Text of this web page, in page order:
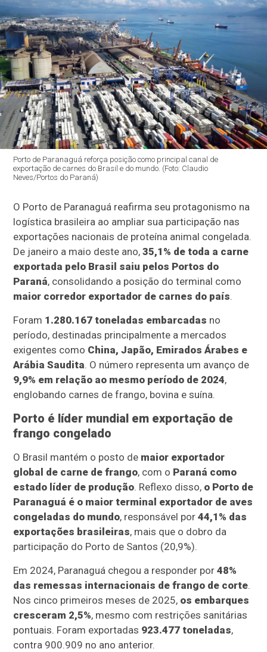
Porto de Paranaguá reforça posição como principal canal de
exportação de carnes do Brasil e do mundo. (Foto: Claudio
Neves/Portos do Paraná)
O Porto de Paranaguá reafirma seu protagonismo na
logística brasileira ao ampliar sua participação nas
exportações nacionais de proteína animal congelada.
De janeiro a maio deste ano,35,1% de toda a carne
exportada pelo Brasil saiu pelos Portos do
Paraná, consolidando a posição do terminal como
maior corredor exportador de carnes do país.
Foram 1.280.167 toneladas embarcadas no
período, destinadas principalmente a mercados
exigentes como China, Japão, Emirados Árabes e
Arábia Saudita. O número representa um avanço de
9,9% em relação ao mesmo período de 2024,
englobando carnes de frango, bovina e suína.
Porto é líder mundial em exportação de
frango congelado
O Brasil mantém o posto de maior exportador
global de carne de frango, com o Paraná como
estado líder de produção. Reflexo disso, o Porto de
Paranaguá é o maior terminal exportador de aves
congeladas do mundo, responsável por44,1% das
exportações brasileiras, mais que o dobro da
participação do Porto de Santos (20,9%).
Em 2024, Paranaguá chegou a responder por48%
das remessas internacionais de frango de corte.
Nos cinco primeiros meses de 2025, os embarques
cresceram 2,5%, mesmo com restrições sanitárias
pontuais. Foram exportadas 923.477 toneladas,
contra 900.909 no ano anterior.